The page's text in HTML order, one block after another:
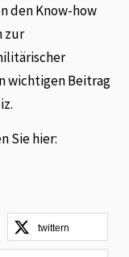
den Know-how
zur
wichtigen Beitrag
Sie hier:
twittern